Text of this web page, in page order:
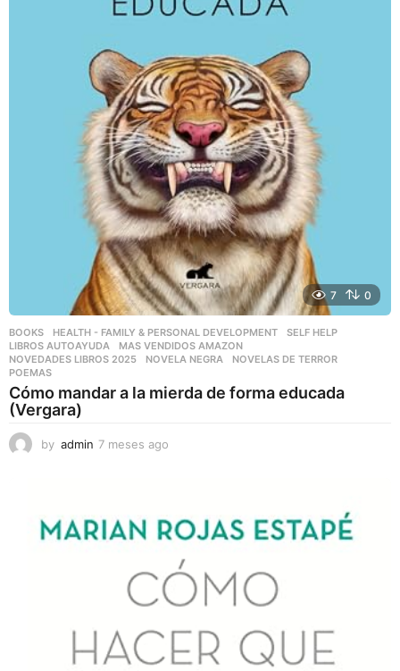
7 0
BOOKS ,HEALTH - FAMILY & PERSONAL DEVELOPMENT ,SELF HELP
LIBROS AUTOAYUDA
,MAS VENDIDOS AMAZON
NOVEDADES LIBROS 2025
,NOVELA NEGRA ,NOVELAS DE TERROR
POEMAS
Cómo mandar a la mierda de forma educada
(Vergara)
by admin 7 meses ago
s
a
o